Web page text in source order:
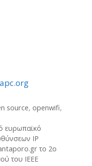
source, openwifi,
ευρωπαϊκό
IP
το 2ο
του ΙΕΕΕ